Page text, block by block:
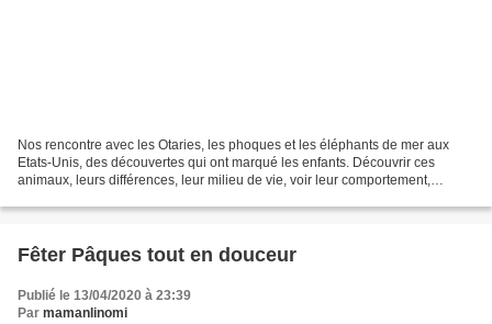
Nos rencontre avec les Otaries, les phoques et les éléphants de mer aux
Etats-Unis, des découvertes qui ont marqué les enfants. Découvrir ces
animaux, leurs différences, leur milieu de vie, voir leur comportement,
Fêter Pâques tout en douceur
Publié le 13/04/2020 à 23:39
Par mamanlinomi